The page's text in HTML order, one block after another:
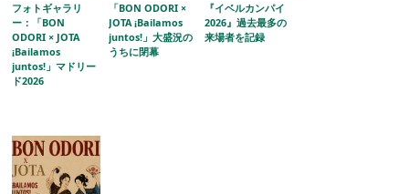
フォトギャラリ
ー：「BON
ODORI × JOTA
¡Bailamos
juntos!」マドリー
ド2026
「BON ODORI ×
JOTA ¡Bailamos
juntos!」大盛況の
うちに閉幕
『イベルカンパイ
2026』過去最多の
来場者を記録